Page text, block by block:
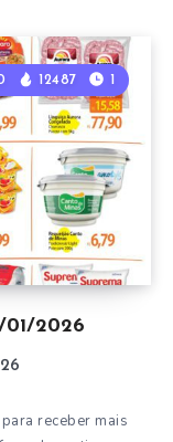
2026
12487 1
receber mais